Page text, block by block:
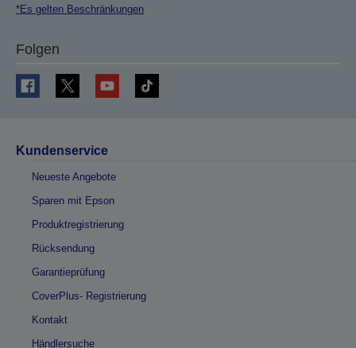
*Es gelten Beschränkungen
Folgen
Kundenservice
Neueste Angebote
Sparen mit Epson
Produktregistrierung
Rücksendung
Garantieprüfung
CoverPlus- Registrierung
Kontakt
Händlersuche